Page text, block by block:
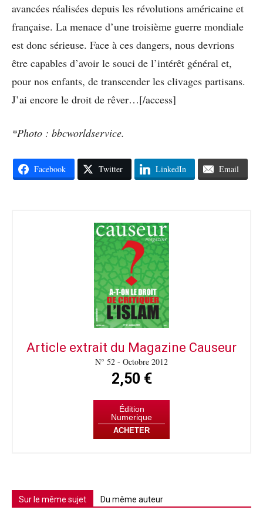
avancées réalisées depuis les révolutions américaine et
française. La menace d’une troisième guerre mondiale
est donc sérieuse. Face à ces dangers, nous devrions
être capables d’avoir le souci de l’intérêt général et,
pour nos enfants, de transcender les clivages partisans.
J’ai encore le droit de rêver…[/access]
*Photo : bbcworldservice.
Facebook Twitter LinkedIn Email
Article extrait du Magazine Causeur
N° 52 - Octobre 2012
2,50 €
Édition
Numerique
ACHETER
Sur le même sujet Du même auteur